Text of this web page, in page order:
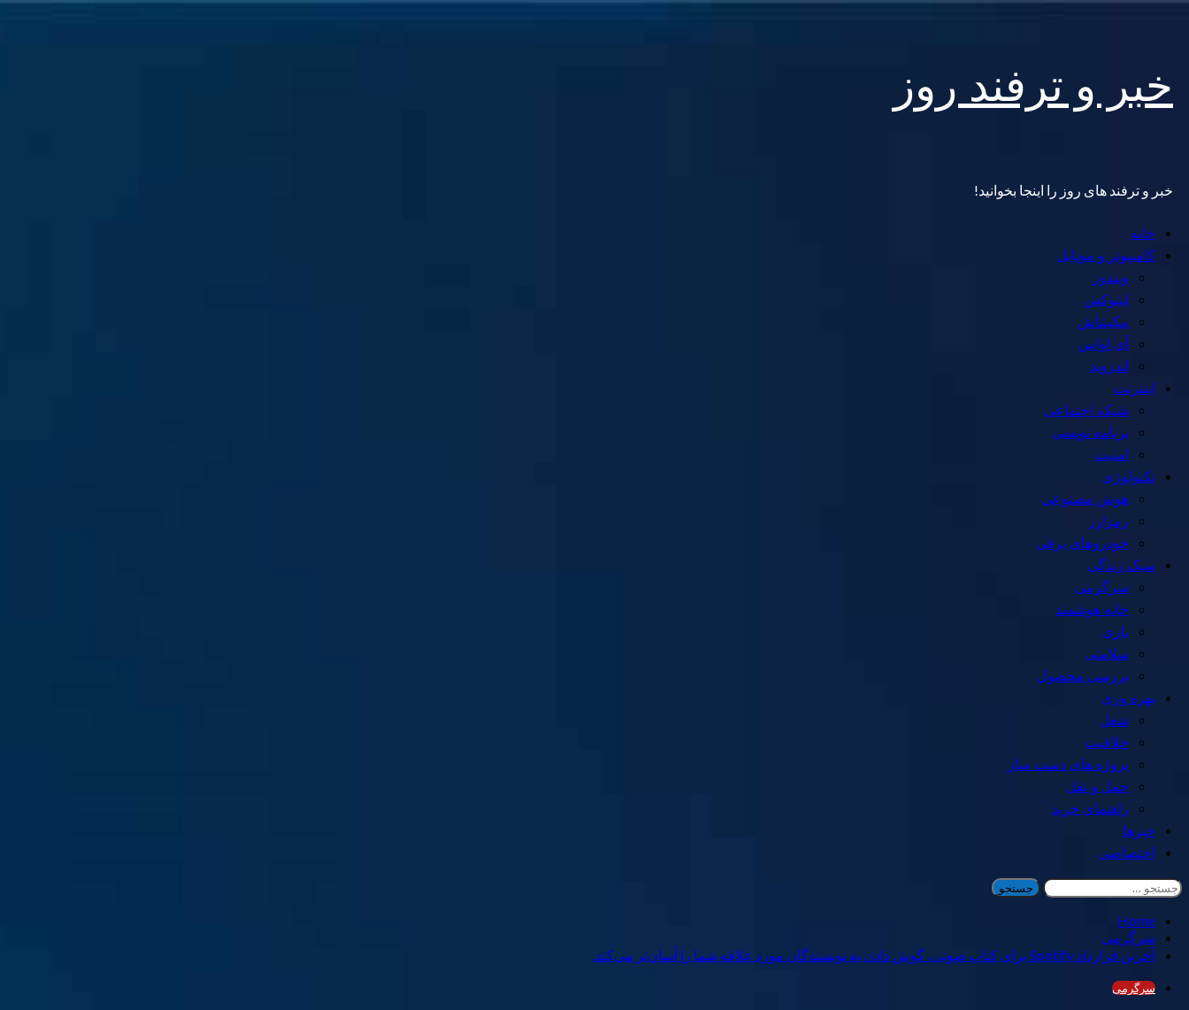
content
خبر و ترفند روز
خبر و ترفند های روز را اینجا بخوانید!
Primary
Menu
خانه
کامپیوتر و موبایل
ویندوز
لینوکس
مکینتاش
آی اواس
اندروید
اینترنت
شبکه اجتماعی
برنامه نویسی
امنیت
تکنولوژی
هوش مصنوعی
رمزارز
خودروهای برقی
سبک زندگی
سرگرمی
خانه هوشمند
بازی
سلامتی
بررسی محصول
بهره وری
شغل
خلاقیت
پروژه های دست ساز
حمل و نقل
راهنمای خرید
خبرها
اختصاصی
جستجو
برای:
Home
سرگرمی
آخرین قرارداد Spotify برای کتاب صوتی، گوش دادن به نویسندگان مورد علاقه شما را آسان‌تر می‌کند.
سرگرمی